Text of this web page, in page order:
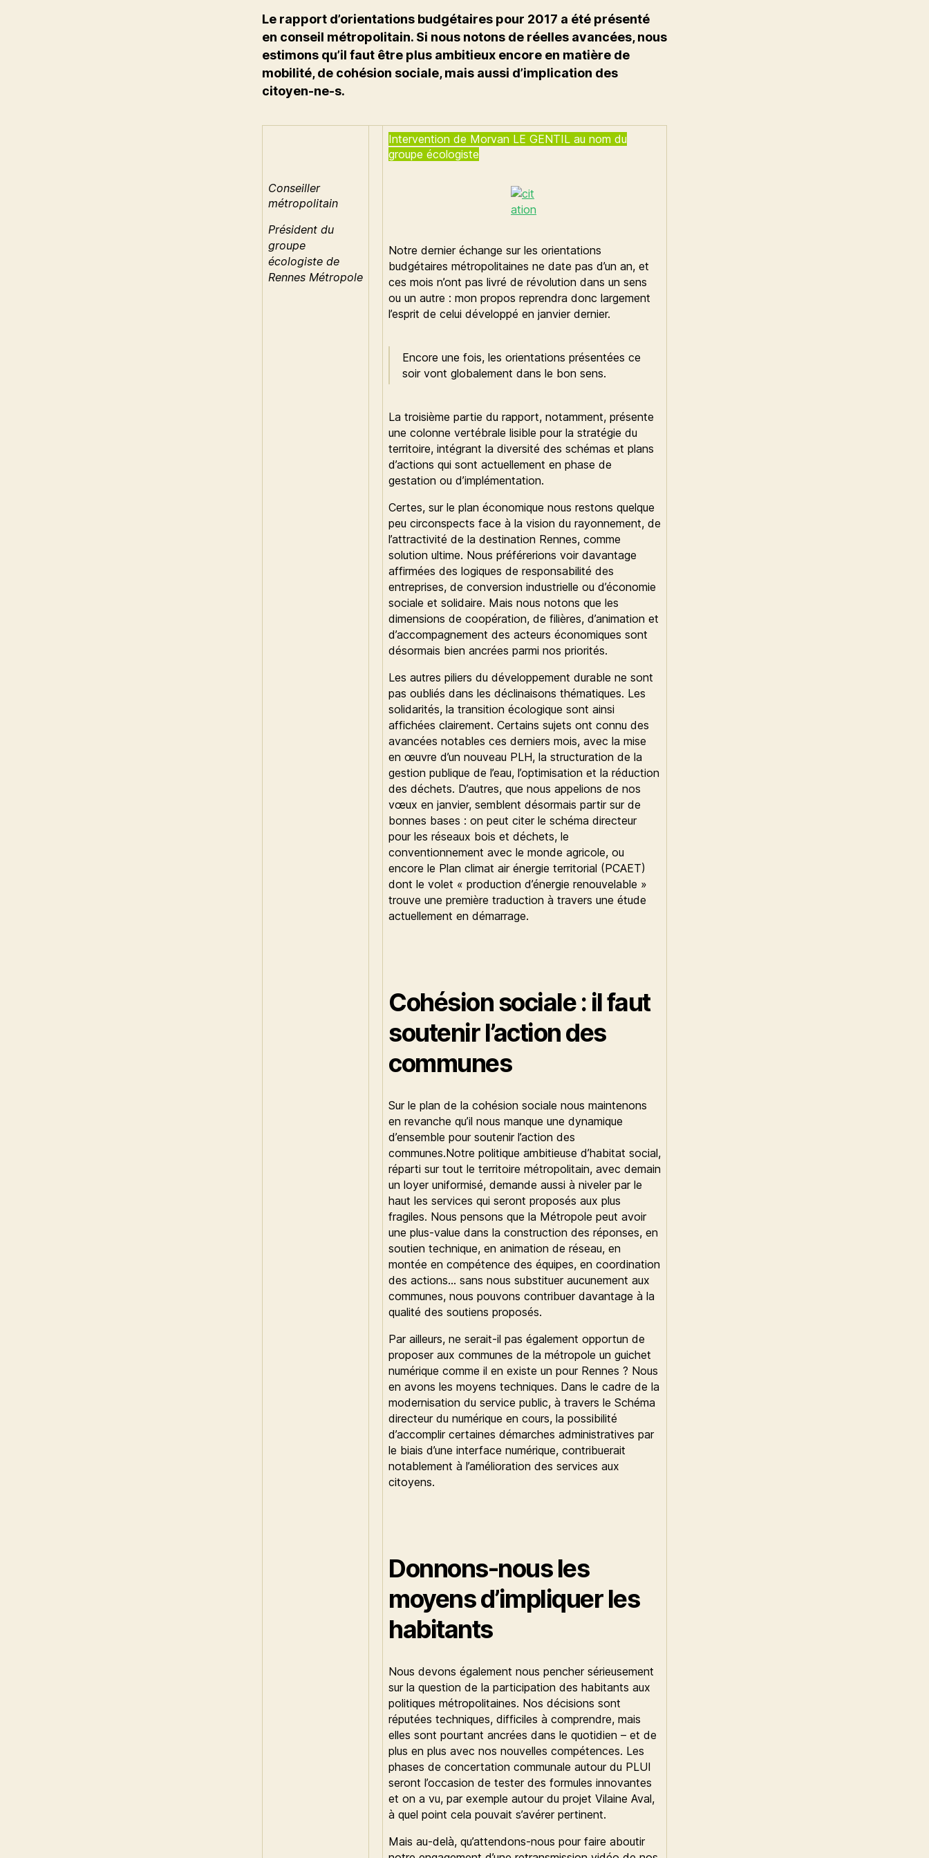
Le rapport d’orientations budgétaires pour 2017 a été présenté
en conseil métropolitain. Si nous notons de réelles avancées, nous
estimons qu’il faut être plus ambitieux encore en matière de
mobilité, de cohésion sociale, mais aussi d’implication des
citoyen-ne-s.
Conseiller
métropolitain
Président du
groupe
écologiste de
Rennes Métropole
Intervention de Morvan LE GENTIL au nom du
groupe écologiste
Notre dernier échange sur les orientations
budgétaires métropolitaines ne date pas d’un an, et
ces mois n’ont pas livré de révolution dans un sens
ou un autre : mon propos reprendra donc largement
l’esprit de celui développé en janvier dernier.
Encore une fois, les orientations présentées ce
soir vont globalement dans le bon sens.
La troisième partie du rapport, notamment, présente
une colonne vertébrale lisible pour la stratégie du
territoire, intégrant la diversité des schémas et plans
d’actions qui sont actuellement en phase de
gestation ou d’implémentation.
Certes, sur le plan économique nous restons quelque
peu circonspects face à la vision du rayonnement, de
l’attractivité de la destination Rennes, comme
solution ultime. Nous préférerions voir davantage
affirmées des logiques de responsabilité des
entreprises, de conversion industrielle ou d’économie
sociale et solidaire. Mais nous notons que les
dimensions de coopération, de filières, d’animation et
d’accompagnement des acteurs économiques sont
désormais bien ancrées parmi nos priorités.
Les autres piliers du développement durable ne sont
pas oubliés dans les déclinaisons thématiques. Les
solidarités, la transition écologique sont ainsi
affichées clairement. Certains sujets ont connu des
avancées notables ces derniers mois, avec la mise
en œuvre d’un nouveau PLH, la structuration de la
gestion publique de l’eau, l’optimisation et la réduction
des déchets. D’autres, que nous appelions de nos
vœux en janvier, semblent désormais partir sur de
bonnes bases : on peut citer le schéma directeur
pour les réseaux bois et déchets, le
conventionnement avec le monde agricole, ou
encore le Plan climat air énergie territorial (PCAET)
dont le volet « production d’énergie renouvelable »
trouve une première traduction à travers une étude
actuellement en démarrage.
Cohésion sociale : il faut
soutenir l’action des
communes
Sur le plan de la cohésion sociale nous maintenons
en revanche qu’il nous manque une dynamique
d’ensemble pour soutenir l’action des
communes.Notre politique ambitieuse d’habitat social,
réparti sur tout le territoire métropolitain, avec demain
un loyer uniformisé, demande aussi à niveler par le
haut les services qui seront proposés aux plus
fragiles. Nous pensons que la Métropole peut avoir
une plus-value dans la construction des réponses, en
soutien technique, en animation de réseau, en
montée en compétence des équipes, en coordination
des actions… sans nous substituer aucunement aux
communes, nous pouvons contribuer davantage à la
qualité des soutiens proposés.
Par ailleurs, ne serait-il pas également opportun de
proposer aux communes de la métropole un guichet
numérique comme il en existe un pour Rennes ? Nous
en avons les moyens techniques. Dans le cadre de la
modernisation du service public, à travers le Schéma
directeur du numérique en cours, la possibilité
d’accomplir certaines démarches administratives par
le biais d’une interface numérique, contribuerait
notablement à l’amélioration des services aux
citoyens.
Donnons-nous les
moyens d’impliquer les
habitants
Nous devons également nous pencher sérieusement
sur la question de la participation des habitants aux
politiques métropolitaines. Nos décisions sont
réputées techniques, difficiles à comprendre, mais
elles sont pourtant ancrées dans le quotidien – et de
plus en plus avec nos nouvelles compétences. Les
phases de concertation communale autour du PLUI
seront l’occasion de tester des formules innovantes
et on a vu, par exemple autour du projet Vilaine Aval,
à quel point cela pouvait s’avérer pertinent.
Mais au-delà, qu’attendons-nous pour faire aboutir